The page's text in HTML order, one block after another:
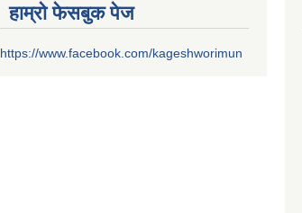
हाम्रो फेसबुक पेज
https://www.facebook.com/kageshworimun